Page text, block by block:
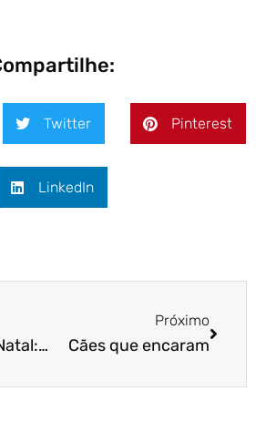
Twitter Pinterest
LinkedIn
#Especial de Natal: exemplos de lealdade
Próximo
Cães que encaram